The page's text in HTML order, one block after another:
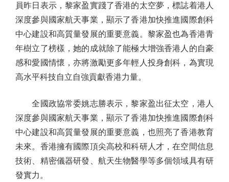
員昨日表示，黎家盈實踐了香港的太空夢，標誌着港人
深度參與國家航天事業，顯示了香港加快推進國際創科
中心建設和高質量發展的重要意義。黎家盈也為香港青
年樹立了榜樣，她的成就除了能極大增強香港人的自豪
感和愛國情懷，亦將激勵更多年輕人投身創科，為實現
高水平科技自立自強貢獻香港力量。
全國政協常委姚志勝表示，黎家盈出征太空，港人
深度參與國家航天事業，顯示了香港加快推進國際創科
中心建設和高質量發展的重要意義，也照亮了香港教育
未來。香港擁有國際頂尖高校和科研人才，在空間信息
技術、精密儀器研發、航天生物醫學等多個領域具有研
發實力。